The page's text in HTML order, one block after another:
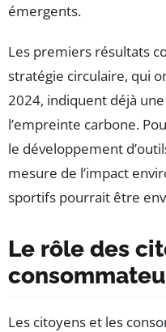
émergents.
Les premiers résultats
stratégie circulaire, qui
2024, indiquent déjà
l’empreinte carbone.
le développement
mesure de l’impact
sportifs pourrait être
Le rôle des
Les citoyens et les